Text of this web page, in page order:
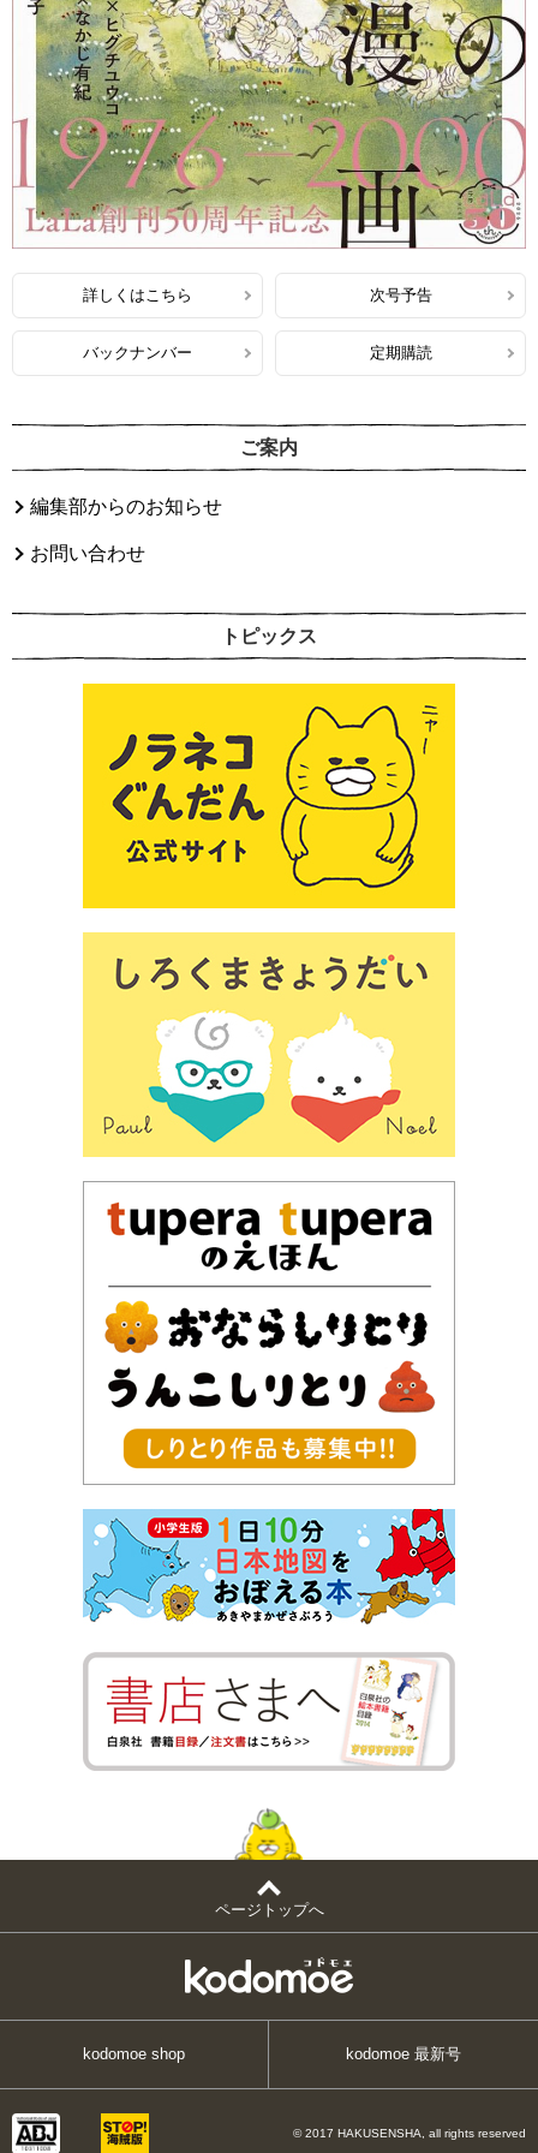
詳しくはこちら 次号予告
バックナンバー 定期購読
ご案内
編集部からのお知らせ
お問い合わせ
トピックス
ページトップへ
kodomoe shop kodomoe 最新号
© 2017 HAKUSENSHA, all rights reserved